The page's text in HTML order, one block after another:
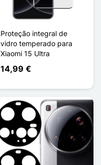
Proteção integral de
vidro temperado para
Xiaomi 15 Ultra
14,99 €